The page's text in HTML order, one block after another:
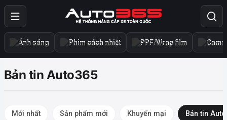
Ánh sáng Phim cách nhiệt PPF/Wrap film
Bản tin Auto365
Mới nhất Sản phẩm mới Khuyến mại Bản tin